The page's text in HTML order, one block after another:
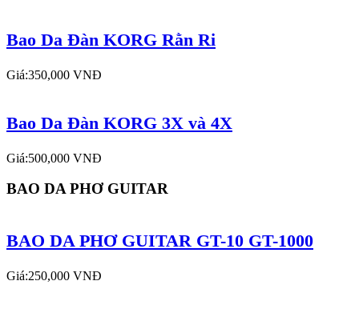
Bao Da Đàn KORG Rằn Ri
Giá:350,000 VNĐ
Bao Da Đàn KORG 3X và 4X
Giá:500,000 VNĐ
BAO DA PHƠ GUITAR
BAO DA PHƠ GUITAR GT-10 GT-1000
Giá:250,000 VNĐ